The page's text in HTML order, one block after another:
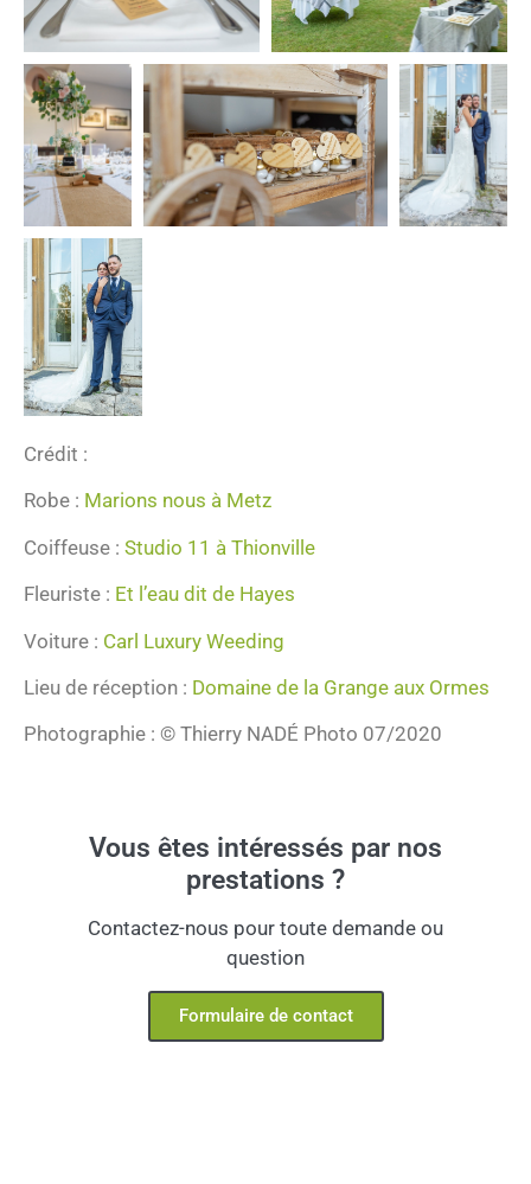
Crédit :
Robe : Marions nous à Metz
Coiffeuse : Studio 11 à Thionville
Fleuriste : Et l’eau dit de Hayes
Voiture : Carl Luxury Weeding
Lieu de réception : Domaine de la Grange aux Ormes
Photographie : © Thierry NADÉ Photo 07/2020
Vous êtes intéressés par nos
prestations ?
Contactez-nous pour toute demande ou
question
Formulaire de contact